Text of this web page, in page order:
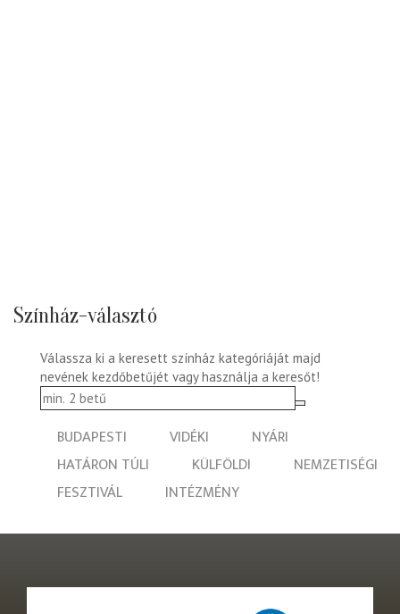
Színház-választó
Válassza ki a keresett színház kategóriáját majd
nevének kezdőbetűjét vagy használja a keresőt!
BUDAPESTI VIDÉKI
NYÁRI
HATÁRON TÚLI
KÜLFÖLDI
NEMZETISÉGI
FESZTIVÁL
INTÉZMÉNY